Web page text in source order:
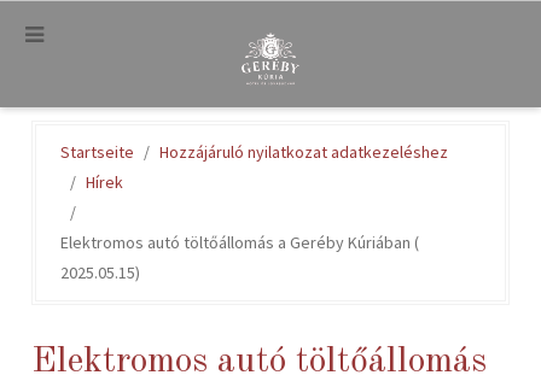
.
Startseite
Hozzájáruló nyilatkozat adatkezeléshez
Hírek
Elektromos autó töltőállomás a Geréby Kúriában (
2025.05.15)
Elektromos autó töltőállomás